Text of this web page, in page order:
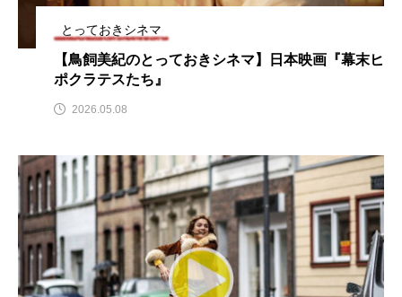
7月 accototo BAD GENIUS BL出版
DEPARTURES
HONEY FM IT’S OKAY！ J-POP
JAZZ KADOKAWA KDDI
LATE SHIFT Let's 追求 The 牛肉
とっておきシネマ
【鳥飼美紀のとっておきシネマ】日本映画『幕末ヒ
ポクラテスたち』
2026.05.08